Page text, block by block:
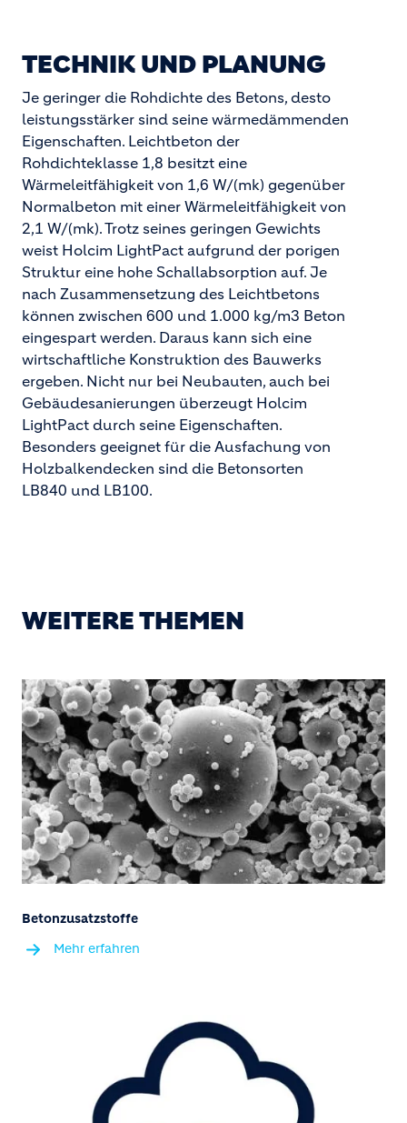
TECHNIK UND PLANUNG
Je geringer die Rohdichte des Betons, desto
leistungsstärker sind seine wärmedämmenden
Eigenschaften. Leichtbeton der
Rohdichteklasse 1,8 besitzt eine
Wärmeleitfähigkeit von 1,6 W/(mk) gegenüber
Normalbeton mit einer Wärmeleitfähigkeit von
2,1 W/(mk). Trotz seines geringen Gewichts
weist Holcim LightPact aufgrund der porigen
Struktur eine hohe Schallabsorption auf. Je
nach Zusammensetzung des Leichtbetons
können zwischen 600 und 1.000 kg/m3 Beton
eingespart werden. Daraus kann sich eine
wirtschaftliche Konstruktion des Bauwerks
ergeben. Nicht nur bei Neubauten, auch bei
Gebäudesanierungen überzeugt Holcim
LightPact durch seine Eigenschaften.
Besonders geeignet für die Ausfachung von
Holzbalkendecken sind die Betonsorten
LB840 und LB100.
WEITERE THEMEN
Betonzusatzstoffe
Mehr erfahren